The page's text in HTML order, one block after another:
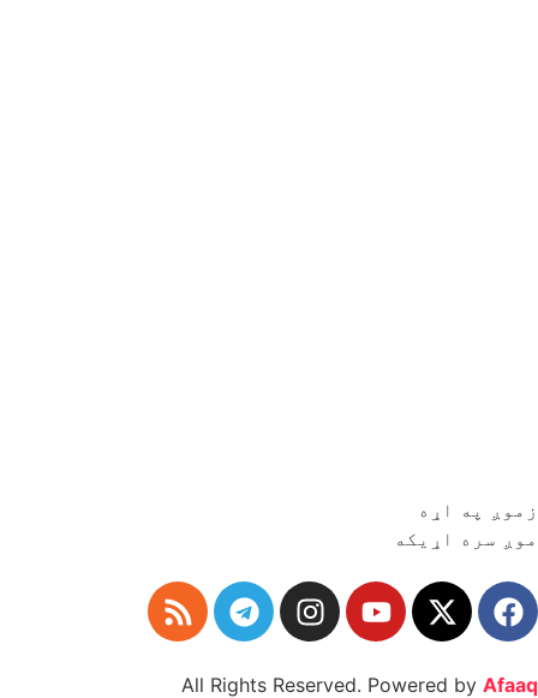
زموږ په اړه
موږ سره اړیکه
All Rights Reserved. Powered by Afaaq